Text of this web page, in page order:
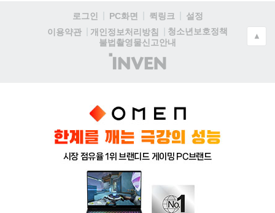
로그인 PC화면 퀵링크
설정
이용약관
개인정보처리방침
청소년보호정책
불법촬영물신고안내
(주)
인
▲